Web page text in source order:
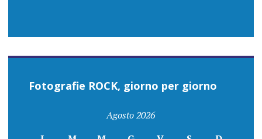
Fotografie ROCK, giorno per giorno
Agosto 2026